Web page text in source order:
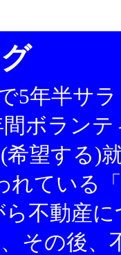
5年半サ
ボラン
望する)
れている
不動産
その後、